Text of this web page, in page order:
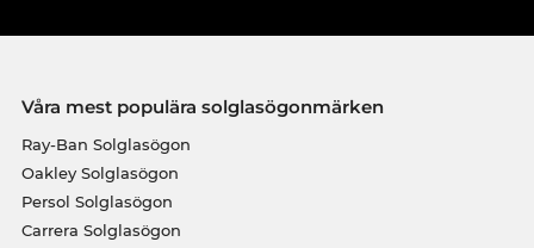
Våra mest populära solglasögonmärken
Ray-Ban Solglasögon
Oakley Solglasögon
Persol Solglasögon
Carrera Solglasögon